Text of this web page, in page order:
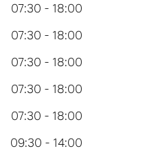
07:30 - 18:00
07:30 - 18:00
07:30 - 18:00
07:30 - 18:00
07:30 - 18:00
09:30 - 14:00